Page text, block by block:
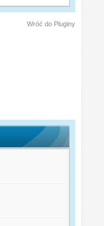
Wróć do Pluginy